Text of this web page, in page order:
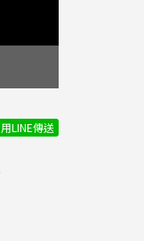
用LINE傳送